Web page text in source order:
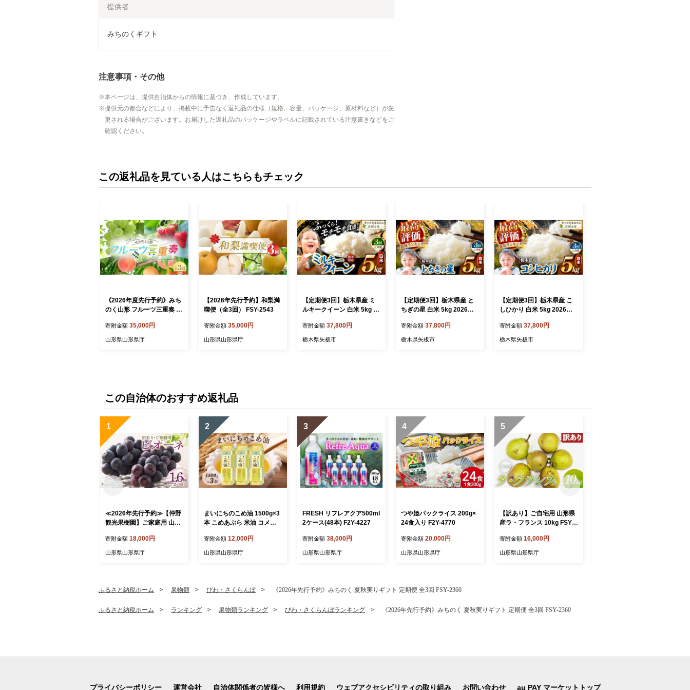
提供者
みちのくギフト
注意事項・その他
本ページは、提供自治体からの情報に基づき、作成しています。
提供元の都合などにより、掲載中に予告なく返礼品の仕様（規格、容量、パッケージ、原材料など）が変
更される場合がございます。お届けした返礼品のパッケージやラベルに記載されている注意書きなどをご
確認ください。
この返礼品を見ている人はこちらもチェック
《2026年度先行予約》みち
のく山形 フルーツ三重奏 〜
いちご〜 全3回定期便 FSY-
2511
寄附金額 35,000円
山形県山形県庁
【2026年先行予約】和梨満
喫便（全3回） FSY-2543
寄附金額 35,000円
山形県山形県庁
【定期便3回】栃木県産 ミ
ルキークイーン 白米 5kg 20
矢板市
寄附金額 37,800円
栃木県矢板市
【定期便3回】栃木県産 と
ちぎの星 白米 5kg 2026年
市
寄附金額 37,800円
栃木県矢板市
【定期便3回】栃木県産 こ
しひかり 白米 5kg 2026年
市
寄附金額 37,800円
栃木県矢板市
この自治体のおすすめ返礼品
1
≪2026年先行予約≫【仲野
観光果樹園】ご家庭用 山形
種無し ぶどう 2026年8月下
旬から順次発送 F2Y-5456
寄附金額 18,000円
山形県山形県庁
2
まいにちのこめ油 1500g×3
本 こめあぶら 米油 コメ油
県 食用油 食用オイル 調理
油 油 食品 山形県 F2Y-1730
寄附金額 12,000円
山形県山形県庁
3
FRESH リフレアクア500ml
2ケース(48本) F2Y-4227
寄附金額 38,000円
山形県山形県庁
4
つや姫パックライス 200g×
24食入り F2Y-4770
寄附金額 20,000円
山形県山形県庁
5
【訳あり】ご自宅用 山形県
産ラ・フランス 10kg FSY-2
寄附金額 16,000円
山形県山形県庁
ふるさと納税ホーム 果物類 びわ・さくらんぼ 《2026年先行予約》みちのく 夏秋実りギフト 定期便 全3回 FSY-2360
ふるさと納税ホーム ランキング 果物類ランキング びわ・さくらんぼランキング 《2026年先行予約》みちのく 夏秋実りギフト 定期便 全3回 FSY-2360
プライバシーポリシー 運営会社 自治体関係者の皆様へ 利用規約 ウェブアクセシビリティの取り組み お問い合わせ au PAY マーケットトップ